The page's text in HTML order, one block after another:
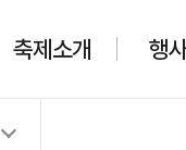
축제소개 행